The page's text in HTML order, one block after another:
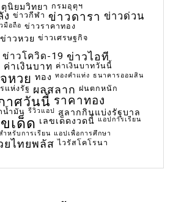
นิยมวิทยา กรมอุตุฯ
ง ข่าวกีฬา ข่าวดารา ข่าวด่วน
มือถือ ข่าวราคาทอง
ข่าวหวย ข่าวเศรษฐกิจ
ข่าวโควิด-19 ข่าวไอที
ค่าเงินบาท ค่าเงินบาทวันนี้
หวย ทอง ทองคำแท่ง ธนาคารออมสิน
แห่งรัฐ ผลสลาก ฝนตกหนัก
าศวันนี้ ราคาทอง
น้ำมัน รีวิวแอป สลากกินแบ่งรัฐบาล
เด็ด เลขเด็ดงวดนี้ แอปการเรียน
ำหรับการเรียน แอปเพื่อการศึกษา
ยไทยพลัส ไวรัสโคโรนา